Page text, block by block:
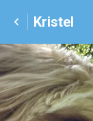
Kristel